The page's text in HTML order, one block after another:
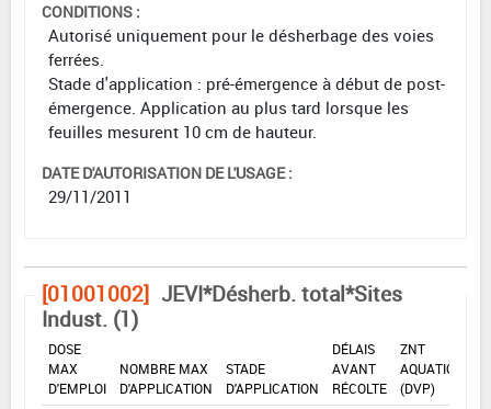
CONDITIONS :
Autorisé uniquement pour le désherbage des voies
ferrées.
Stade d'application : pré-émergence à début de post-
émergence. Application au plus tard lorsque les
feuilles mesurent 10 cm de hauteur.
DATE D'AUTORISATION DE L'USAGE :
29/11/2011
[01001002] JEVI*Désherb. total*Sites
Indust. (1)
DOSE
MAX
D'EMPLOI
NOMBRE MAX
D'APPLICATION
STADE
D'APPLICATION
DÉLAIS
AVANT
RÉCOLTE
ZNT
AQUATIQUE
(DVP)